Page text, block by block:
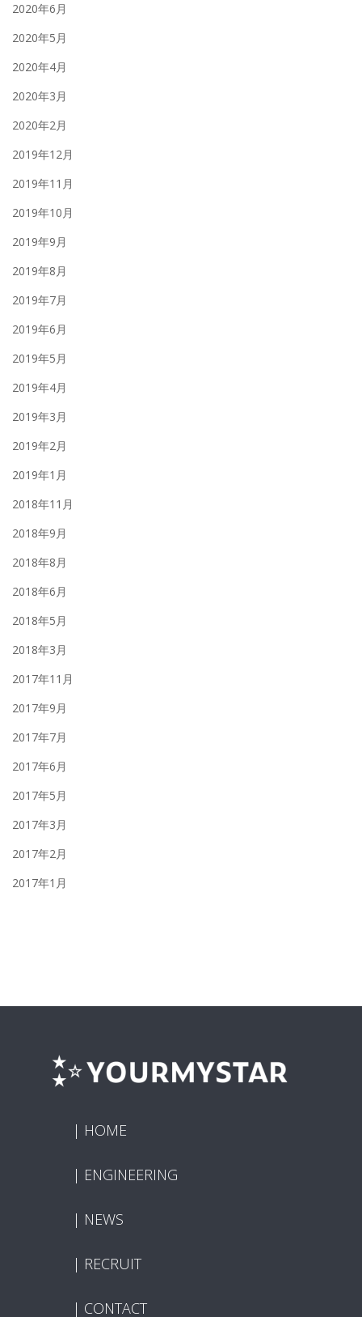
2020年6月
2020年5月
2020年4月
2020年3月
2020年2月
2019年12月
2019年11月
2019年10月
2019年9月
2019年8月
2019年7月
2019年6月
2019年5月
2019年4月
2019年3月
2019年2月
2019年1月
2018年11月
2018年9月
2018年8月
2018年6月
2018年5月
2018年3月
2017年11月
2017年9月
2017年7月
2017年6月
2017年5月
2017年3月
2017年2月
2017年1月
HOME
ENGINEERING
RECRUIT
CONTACT
NEWS